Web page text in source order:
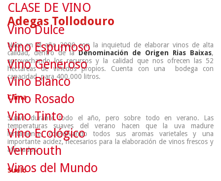
Adegas Tollodouro
Nace en el año 2000 con la inquietud de elaborar vinos de alta
calidad, dentro de laDenominación de Origen Rias Baixas,
aprovechando los recursos y la calidad que nos ofrecen las 52
hectáreas de viñedos propios. Cuenta con una bodega con
capacidad para 400.000 litros.
Clima
Suave durante todo el año, pero sobre todo en verano. Las
temperaturas suaves del verano hacen que la uva madure
lentamente, conservando todos sus aromas varietales y una
importante acidez, necesarios para la elaboración de vinos frescos y
afrutados.
Suelo
CLASE DE VINO
Vino Dulce
Vino Espumoso
Vino Generoso
Vino Blanco
Vino Rosado
Vino Tinto
Vino Ecológico
Vermouth
Vinos del Mundo